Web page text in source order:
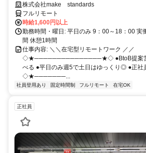
スキルアップ
株式会社make standards
フルリモート
時給1,600円以上
勤務時間・曜日: 平日のみ 9：00～18：00 実
間 休憩1時間
仕事内容: ＼＼在宅型リモートワーク ／／
◇★───────────────★◇ ●BtoB提案営
べる ●平日のみ週5で土日はゆっくり◎ ●正社
◇★───────...
社員登用あり 固定時間制 フルリモート 在宅OK
正社員